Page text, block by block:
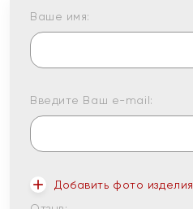
Ваше имя:
Введите Ваш e-mail:
Добавить фото изделия